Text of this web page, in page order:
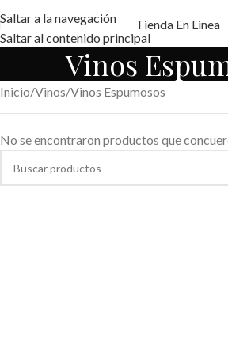
Saltar a la navegación
Saltar al contenido principal
Tienda En Linea
Vinos
Inicio Vinos Vinos Espumosos
No se encontraron productos que